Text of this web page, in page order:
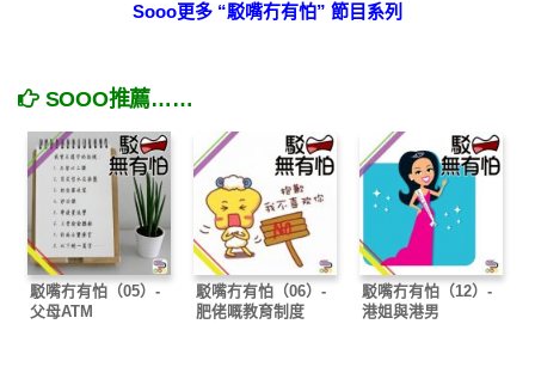
Sooo更多 “駁嘴冇有怕” 節目系列
SOOO推薦……
駁嘴冇有怕（05）-
父母ATM
駁嘴冇有怕（06）-
肥佬嘅教育制度
駁嘴冇有怕（12）-
港姐與港男